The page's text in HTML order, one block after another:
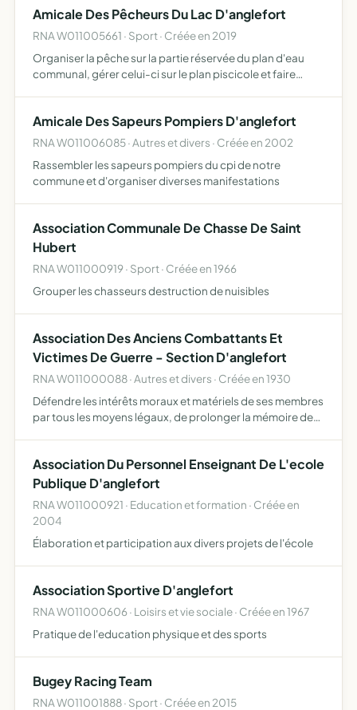
Amicale Des Pêcheurs Du Lac D'anglefort
RNA W011005661 · Sport · Créée en 2019
Organiser la pêche sur la partie réservée du plan d'eau
communal, gérer celui-ci sur le plan piscicole et faire
Amicale Des Sapeurs Pompiers D'anglefort
RNA W011006085 · Autres et divers · Créée en 2002
Rassembler les sapeurs pompiers du cpi de notre
commune et d'organiser diverses manifestations
Association Communale De Chasse De Saint
Hubert
RNA W011000919 · Sport · Créée en 1966
Grouper les chasseurs destruction de nuisibles
Association Des Anciens Combattants Et
Victimes De Guerre - Section D'anglefort
RNA W011000088 · Autres et divers · Créée en 1930
Défendre les intérêts moraux et matériels de ses membres
par tous les moyens légaux, de prolonger la mémoire des
Association Du Personnel Enseignant De L'ecole
Publique D'anglefort
RNA W011000921 · Education et formation · Créée en
2004
Élaboration et participation aux divers projets de l'école
Association Sportive D'anglefort
RNA W011000606 · Loisirs et vie sociale · Créée en 1967
Pratique de l'education physique et des sports
Bugey Racing Team
RNA W011001888 · Sport · Créée en 2015